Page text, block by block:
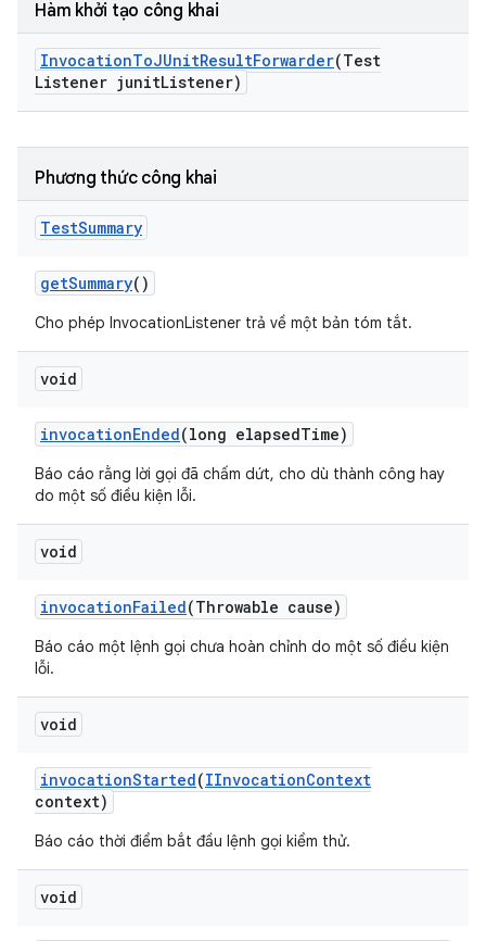
Hàm khởi tạo công khai
InvocationToJUnitResultForwarder(Test
Listener junitListener)
Phương thức công khai
TestSummary
getSummary()
Cho phép InvocationListener trả về một bản tóm tắt.
void
invocationEnded(long elapsedTime)
Báo cáo rằng lời gọi đã chấm dứt, cho dù thành công hay
do một số điều kiện lỗi.
void
invocationFailed(Throwable cause)
Báo cáo một lệnh gọi chưa hoàn chỉnh do một số điều kiện
lỗi.
void
invocationStarted(IInvocationContext
context)
Báo cáo thời điểm bắt đầu lệnh gọi kiểm thử.
void